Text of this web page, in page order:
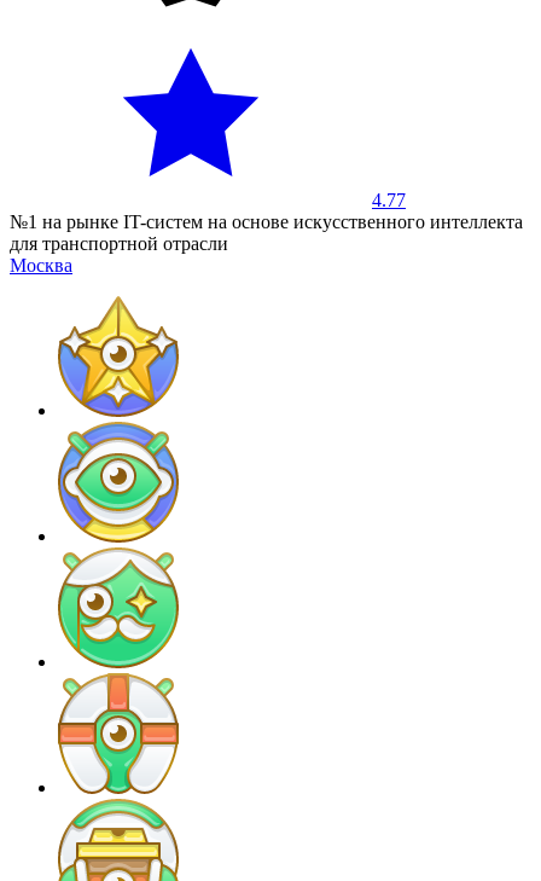
4.77
№1 на рынке IT-систем на основе искусственного интеллекта
для транспортной отрасли
Москва